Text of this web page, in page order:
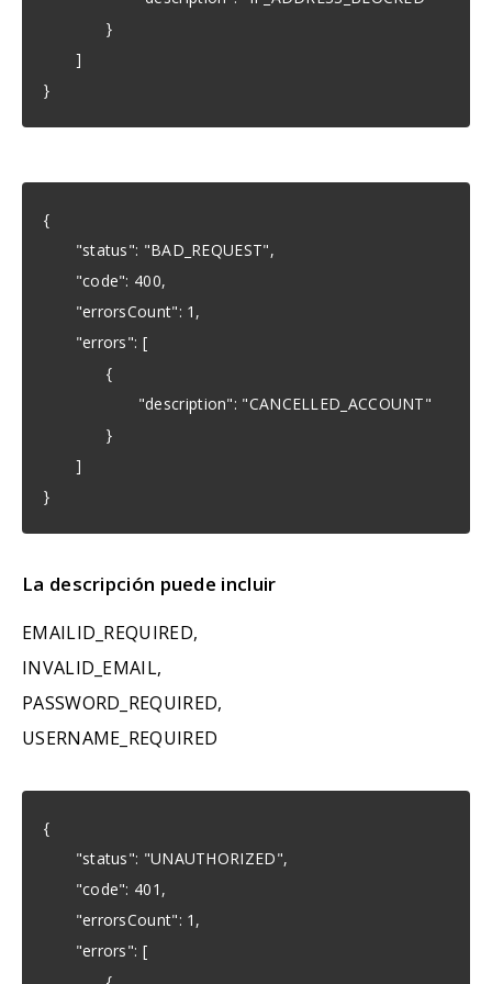
}
]
}
{
"status": "BAD_REQUEST",
"code": 400,
"errorsCount": 1,
"errors": [
{
"description": "CANCELLED_ACCOUNT"
}
]
}
La descripción puede incluir
EMAILID_REQUIRED,
INVALID_EMAIL,
PASSWORD_REQUIRED,
USERNAME_REQUIRED
{
"status": "UNAUTHORIZED",
"code": 401,
"errorsCount": 1,
"errors": [